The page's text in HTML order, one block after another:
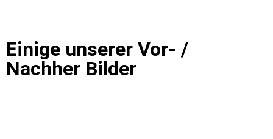
Einige unserer Vor- /
Nachher Bilder